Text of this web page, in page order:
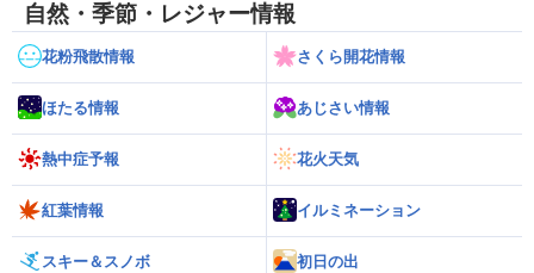
自然・季節・レジャー情報
花粉飛散情報 さくら開花情報
ほたる情報 あじさい情報
熱中症予報 花火天気
紅葉情報 イルミネーション
スキー＆スノボ 初日の出